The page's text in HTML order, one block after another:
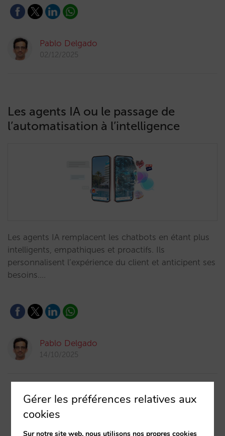
Pablo Delgado
02/12/2025
Les agents IA ou le passage de
l’automatisation à l’intelligence
Les agents IA remplacent les chatbots en étant plus
intelligents, empathiques et proactifs. Ils
personnalisent l’expérience du client et anticipent ses
besoins.…
Pablo Delgado
14/10/2025
Gérer les préférences relatives aux
cookies
Sur notre site web, nous utilisons nos propres cookies